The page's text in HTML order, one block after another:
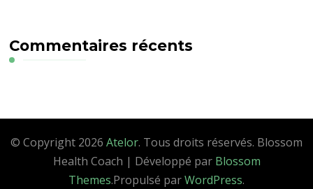
Commentaires récents
© Copyright 2026 Atelor. Tous droits réservés. Blossom
Health Coach | Développé par Blossom
Themes.Propulsé parWordPress.